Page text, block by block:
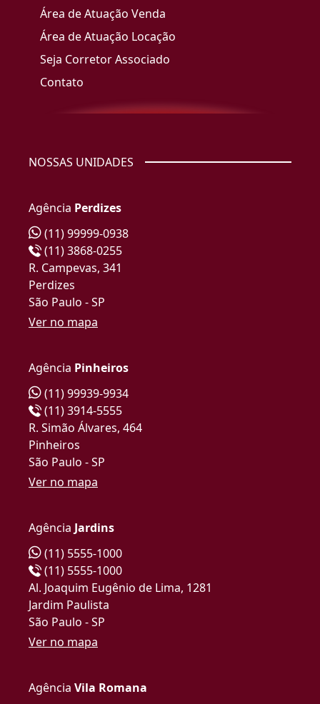
Área de Atuação Venda
Área de Atuação Locação
Seja Corretor Associado
Contato
NOSSAS UNIDADES
Agência Perdizes
(11) 99999-0938
(11) 3868-0255
R. Campevas, 341
Perdizes
São Paulo - SP
Ver no mapa
Agência Pinheiros
(11) 99939-9934
(11) 3914-5555
R. Simão Álvares, 464
Pinheiros
São Paulo - SP
Ver no mapa
Agência Jardins
(11) 5555-1000
(11) 5555-1000
Al. Joaquim Eugênio de Lima, 1281
Jardim Paulista
São Paulo - SP
Ver no mapa
Agência Vila Romana